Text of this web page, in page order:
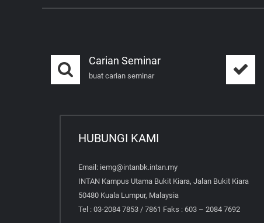
Carian Seminar
buat carian seminar
HUBUNGI KAMI
Email: iemg@intanbk.intan.my
INTAN Kampus Utama Bukit Kiara, Jalan Bukit Kiara
50480 Kuala Lumpur, Malaysia
Tel : 03-2084 7853 / 7861 Faks : 603 – 2084 7692